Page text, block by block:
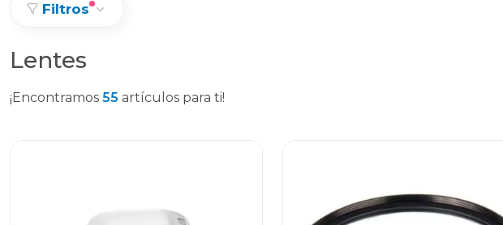
Filtros
Lentes
¡Encontramos 55 artículos para ti!